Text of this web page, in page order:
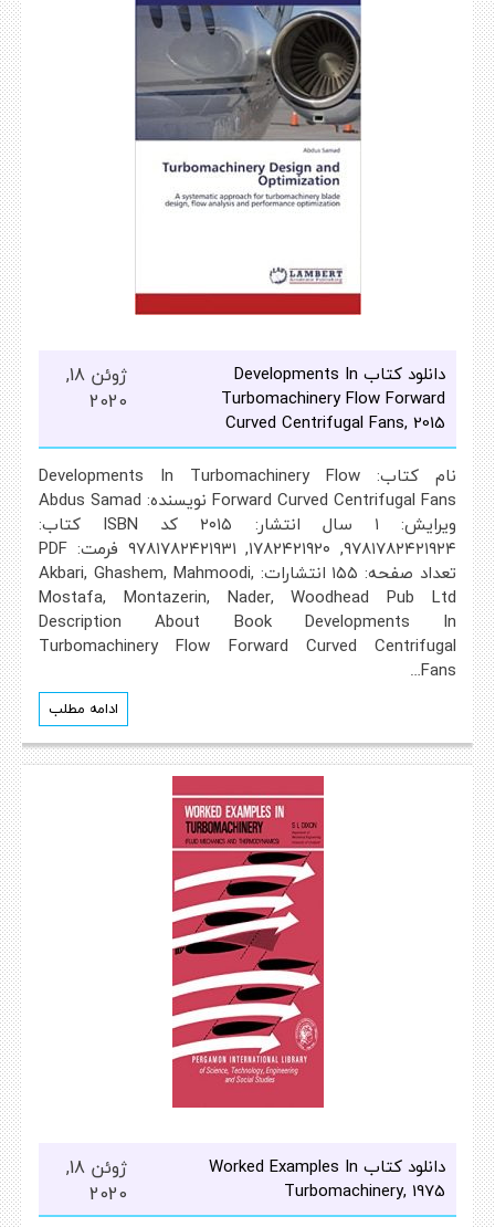
دانلود کتاب Developments In
Turbomachinery Flow Forward
Curved Centrifugal Fans, 2015
ژوئن 18,
2020
نام کتاب: Developments In Turbomachinery Flow
Forward Curved Centrifugal Fans نویسنده: Abdus Samad
ویرایش: ۱ سال انتشار: ۲۰۱۵ کد ISBN کتاب:
۹۷۸۱۷۸۲۴۲۱۹۲۴, ۱۷۸۲۴۲۱۹۲۰, ۹۷۸۱۷۸۲۴۲۱۹۳۱ فرمت: PDF
تعداد صفحه: ۱۵۵ انتشارات: Akbari, Ghashem, Mahmoodi,
Mostafa, Montazerin, Nader, Woodhead Pub Ltd
Description About Book Developments In
Turbomachinery Flow Forward Curved Centrifugal
Fans…
ادامه مطلب
دانلود کتاب Worked Examples In
Turbomachinery, 1975
ژوئن 18,
2020